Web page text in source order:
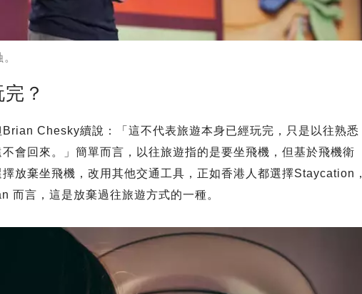
？
Chesky續說：「這不代表旅遊本身已經玩完，只是以往熟悉
會回來。」簡單而言，以往旅遊指的是要坐飛機，但基於飛機衛
放棄坐飛機，改用其他交通工具，正如香港人都選擇Staycation，
而言，這是放棄過往旅遊方式的一種。